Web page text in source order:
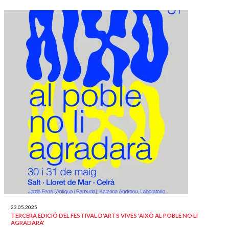
23.05.2025
TERCERA EDICIÓ DEL FESTIVAL D'ARTS VIVES 'AIXÒ AL POBLE NO LI
AGRADARÀ'